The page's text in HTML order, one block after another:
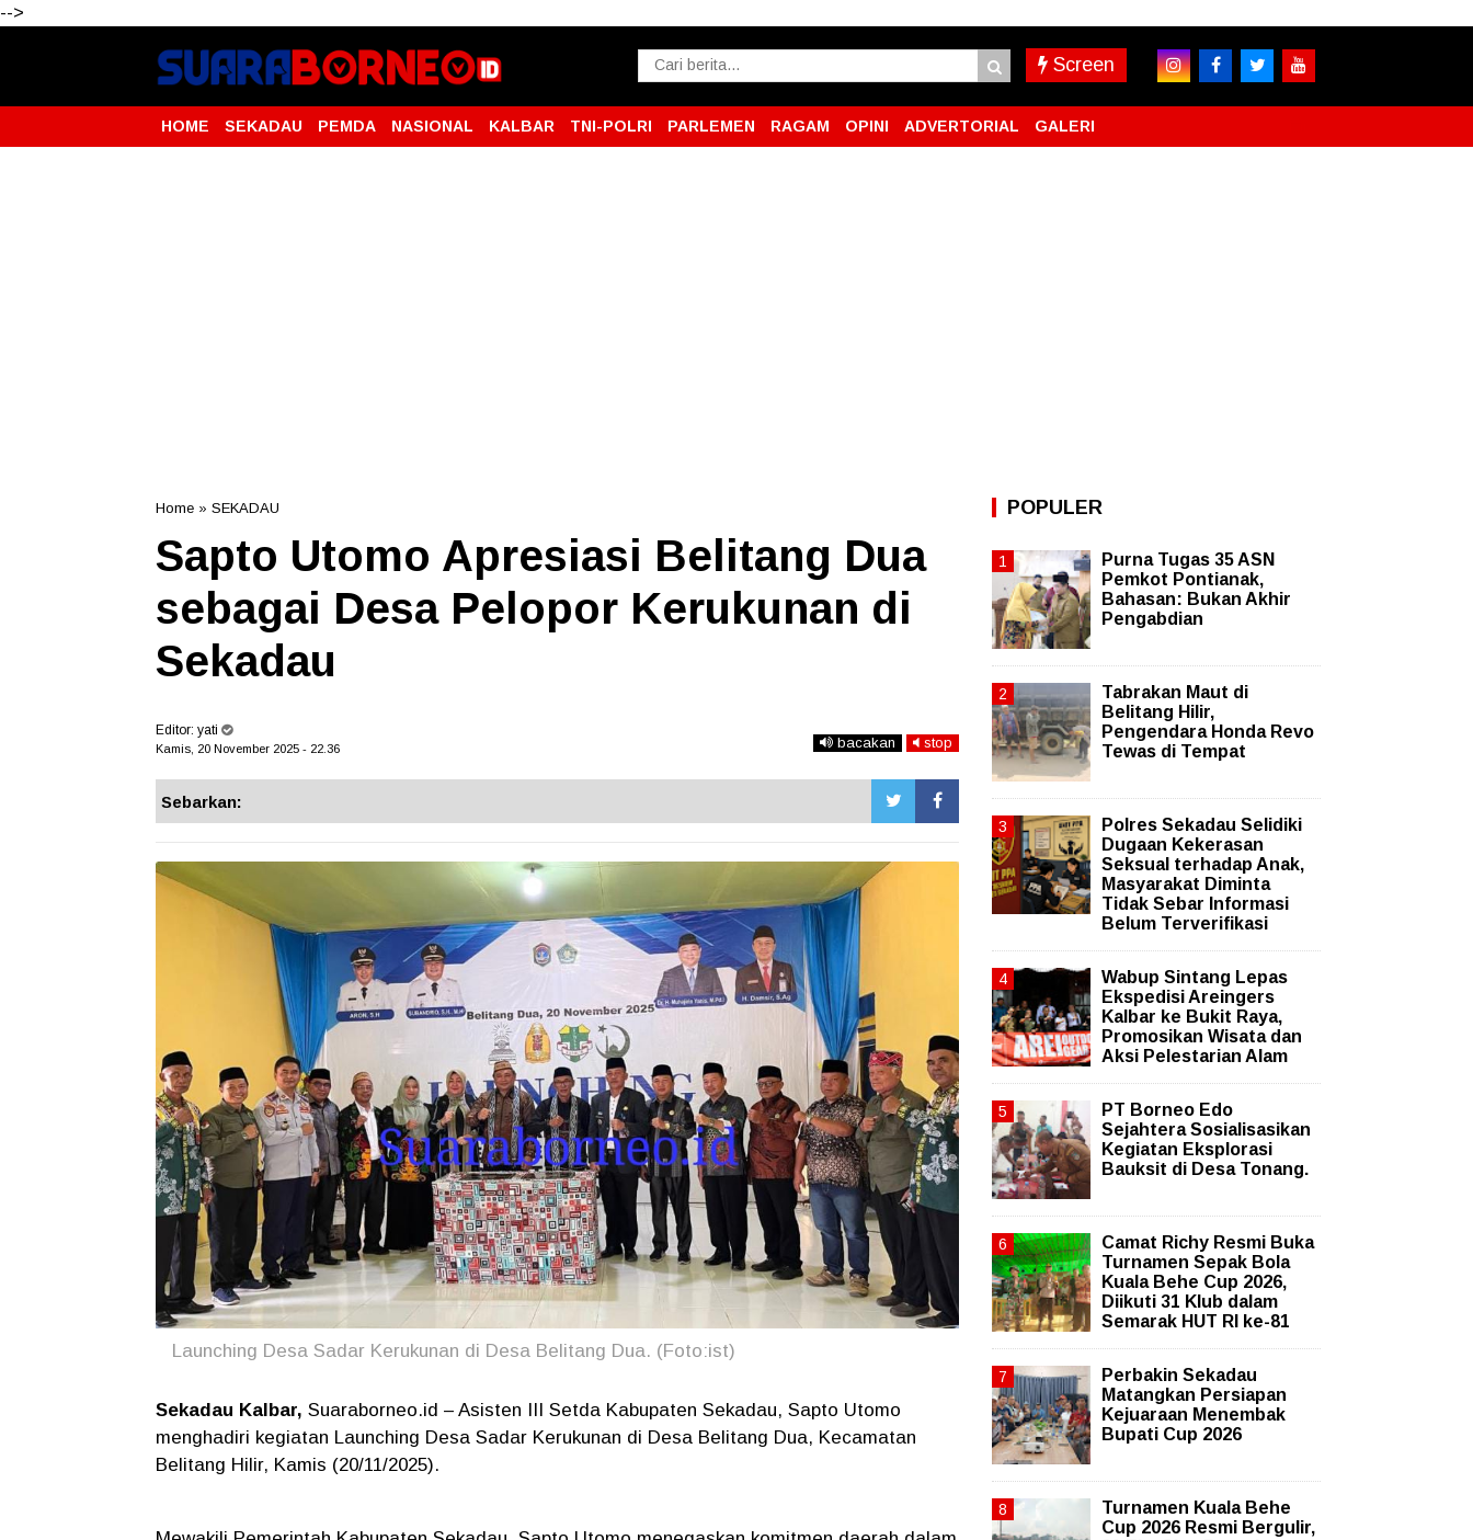
-->
Screen
HOME SEKADAU PEMDA NASIONAL KALBAR TNI-POLRI PARLEMEN RAGAM OPINI ADVERTORIAL GALERI
Home » SEKADAU
Sapto Utomo Apresiasi Belitang Dua
sebagai Desa Pelopor Kerukunan di
Sekadau
Editor: yati
Kamis, 20 November 2025 - 22.36 bacakan stop
Sebarkan:
Launching Desa Sadar Kerukunan di Desa Belitang Dua. (Foto:ist)
Sekadau Kalbar, Suaraborneo.id – Asisten III Setda Kabupaten Sekadau, Sapto Utomo
menghadiri kegiatan Launching Desa Sadar Kerukunan di Desa Belitang Dua, Kecamatan
Belitang Hilir, Kamis (20/11/2025).
POPULER
Purna Tugas 35 ASN
Pemkot Pontianak,
Bahasan: Bukan Akhir
Pengabdian
Tabrakan Maut di
Belitang Hilir,
Pengendara Honda Revo
Tewas di Tempat
Polres Sekadau Selidiki
Dugaan Kekerasan
Seksual terhadap Anak,
Masyarakat Diminta
Tidak Sebar Informasi
Belum Terverifikasi
Wabup Sintang Lepas
Ekspedisi Areingers
Kalbar ke Bukit Raya,
Promosikan Wisata dan
Aksi Pelestarian Alam
PT Borneo Edo
Sejahtera Sosialisasikan
Kegiatan Eksplorasi
Bauksit di Desa Tonang.
Camat Richy Resmi Buka
Turnamen Sepak Bola
Kuala Behe Cup 2026,
Diikuti 31 Klub dalam
Semarak HUT RI ke-81
Perbakin Sekadau
Matangkan Persiapan
Kejuaraan Menembak
Bupati Cup 2026
Turnamen Kuala Behe
Cup 2026 Resmi Bergulir,